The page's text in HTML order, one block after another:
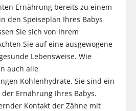
Ernährung bereits zu einem
den Speiseplan Ihres Babys
Sie sich von Ihrem
Sie auf eine ausgewogene
Lebensweise. Wie
auch alle
Kohlenhydrate. Sie sind ein
Ernährung Ihres Babys.
Kontakt der Zähne mit